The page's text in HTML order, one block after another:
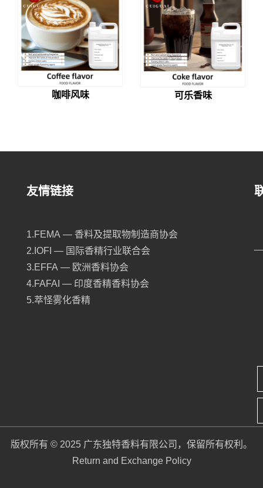
咖啡风味 可乐香味
友情链接
1.FEMA — 香料及提取物制造商协会
2.IOFI — 国际香精行业联合会
3.EFFA — 欧洲香料协会
4.FAFAI — 印度香精香料协会
5.萃怪雾化香精
版权所有 © 2025 广东独特香料有限公司，保留所有权利。
Return and Exchange Policy